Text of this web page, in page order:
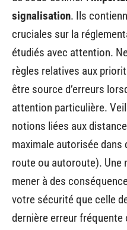
signalisation. Ils
cruciales sur la
étudiés avec attention.
règles relatives aux
être source d’erreurs
attention particulière.
notions liées aux
maximale autorisée
route ou autoroute). Une
mener à des
votre sécurité que celle
dernière erreur